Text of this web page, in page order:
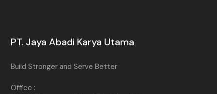
PT. Jaya Abadi Karya Utama
Build Stronger and Serve Better
Office :